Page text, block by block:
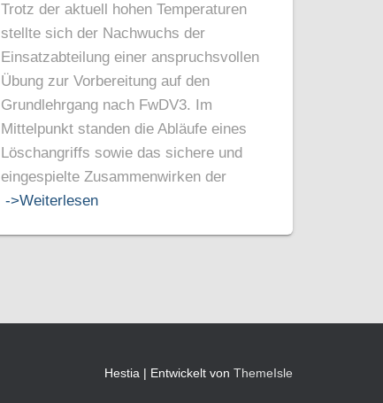
Trotz der aktuell hohen Temperaturen
stellte sich der Nachwuchs der
Einsatzabteilung einer anspruchsvollen
Übung zur Vorbereitung auf den
Grundlehrgang nach FwDV3. Im
Mittelpunkt standen die Abläufe eines
Löschangriffs sowie das sichere und
eingespielte Zusammenwirken der
->Weiterlesen
Hestia | Entwickelt von ThemeIsle